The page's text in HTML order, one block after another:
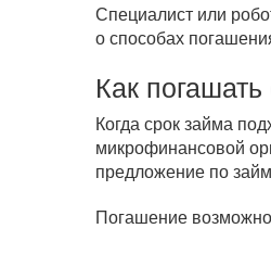
Специалист или
о способах
Как
Когда срок займа
микрофинансовой
предложение по
Погашение